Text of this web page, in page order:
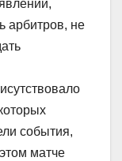
арбитров, не
события,
матче